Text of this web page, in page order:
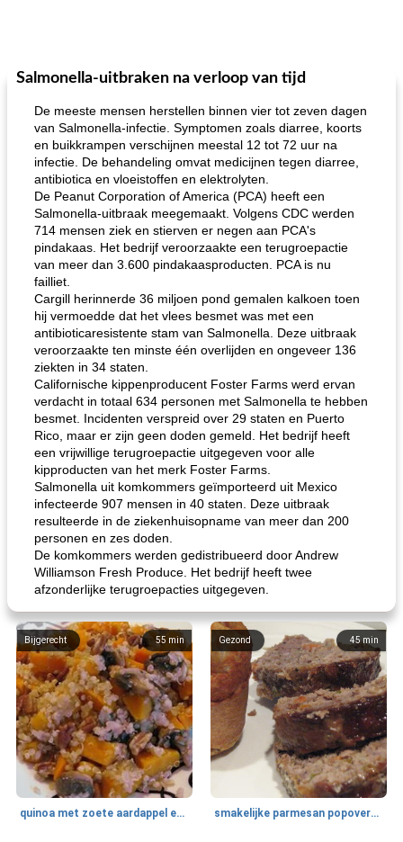
Salmonella-uitbraken na verloop van tijd
De meeste mensen herstellen binnen vier tot zeven dagen
van Salmonella-infectie. Symptomen zoals diarree, koorts
en buikkrampen verschijnen meestal 12 tot 72 uur na
infectie. De behandeling omvat medicijnen tegen diarree,
antibiotica en vloeistoffen en elektrolyten.
De Peanut Corporation of America (PCA) heeft een
Salmonella-uitbraak meegemaakt. Volgens CDC werden
714 mensen ziek en stierven er negen aan PCA's
pindakaas. Het bedrijf veroorzaakte een terugroepactie
van meer dan 3.600 pindakaasproducten. PCA is nu
failliet.
Cargill herinnerde 36 miljoen pond gemalen kalkoen toen
hij vermoedde dat het vlees besmet was met een
antibioticaresistente stam van Salmonella. Deze uitbraak
veroorzaakte ten minste één overlijden en ongeveer 136
ziekten in 34 staten.
Californische kippenproducent Foster Farms werd ervan
verdacht in totaal 634 personen met Salmonella te hebben
besmet. Incidenten verspreid over 29 staten en Puerto
Rico, maar er zijn geen doden gemeld. Het bedrijf heeft
een vrijwillige terugroepactie uitgegeven voor alle
kipproducten van het merk Foster Farms.
Salmonella uit komkommers geïmporteerd uit Mexico
infecteerde 907 mensen in 40 staten. Deze uitbraak
resulteerde in de ziekenhuisopname van meer dan 200
personen en zes doden.
De komkommers werden gedistribueerd door Andrew
Williamson Fresh Produce. Het bedrijf heeft twee
afzonderlijke terugroepacties uitgegeven.
55 min
Bijgerecht
quinoa met zoete aardappel en champignons
45min
Gezond
smakelijke parmesan popovers (gezonder!)